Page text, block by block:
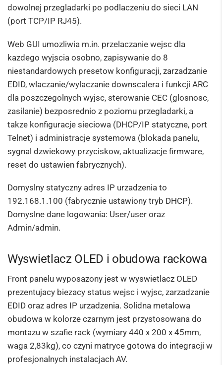
dowolnej przegladarki po podlaczeniu do sieci LAN
(port TCP/IP RJ45).
Web GUI umozliwia m.in. przelaczanie wejsc dla
kazdego wyjscia osobno, zapisywanie do 8
niestandardowych presetow konfiguracji, zarzadzanie
EDID, wlaczanie/wylaczanie downscalera i funkcji ARC
dla poszczegolnych wyjsc, sterowanie CEC (glosnosc,
zasilanie) bezposrednio z poziomu przegladarki, a
takze konfiguracje sieciowa (DHCP/IP statyczne, port
Telnet) i administracje systemowa (blokada panelu,
sygnal dzwiekowy przyciskow, aktualizacje firmware,
reset do ustawien fabrycznych).
Domyslny statyczny adres IP urzadzenia to
192.168.1.100 (fabrycznie ustawiony tryb DHCP).
Domyslne dane logowania: User/user oraz
Admin/admin.
Wyswietlacz OLED i obudowa rackowa
Front panelu wyposazony jest w wyswietlacz OLED
prezentujacy biezacy status wejsc i wyjsc, zarzadzanie
EDID oraz adres IP urzadzenia. Solidna metalowa
obudowa w kolorze czarnym jest przystosowana do
montazu w szafie rack (wymiary 440 x 200 x 45mm,
waga 2,83kg), co czyni matryce gotowa do integracji w
profesjonalnych instalacjach AV.